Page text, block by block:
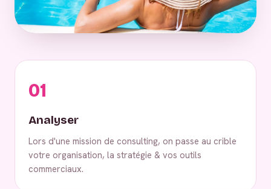
01
Analyser
Lors d'une mission de consulting, on passe au crible
votre organisation, la stratégie & vos outils
commerciaux.